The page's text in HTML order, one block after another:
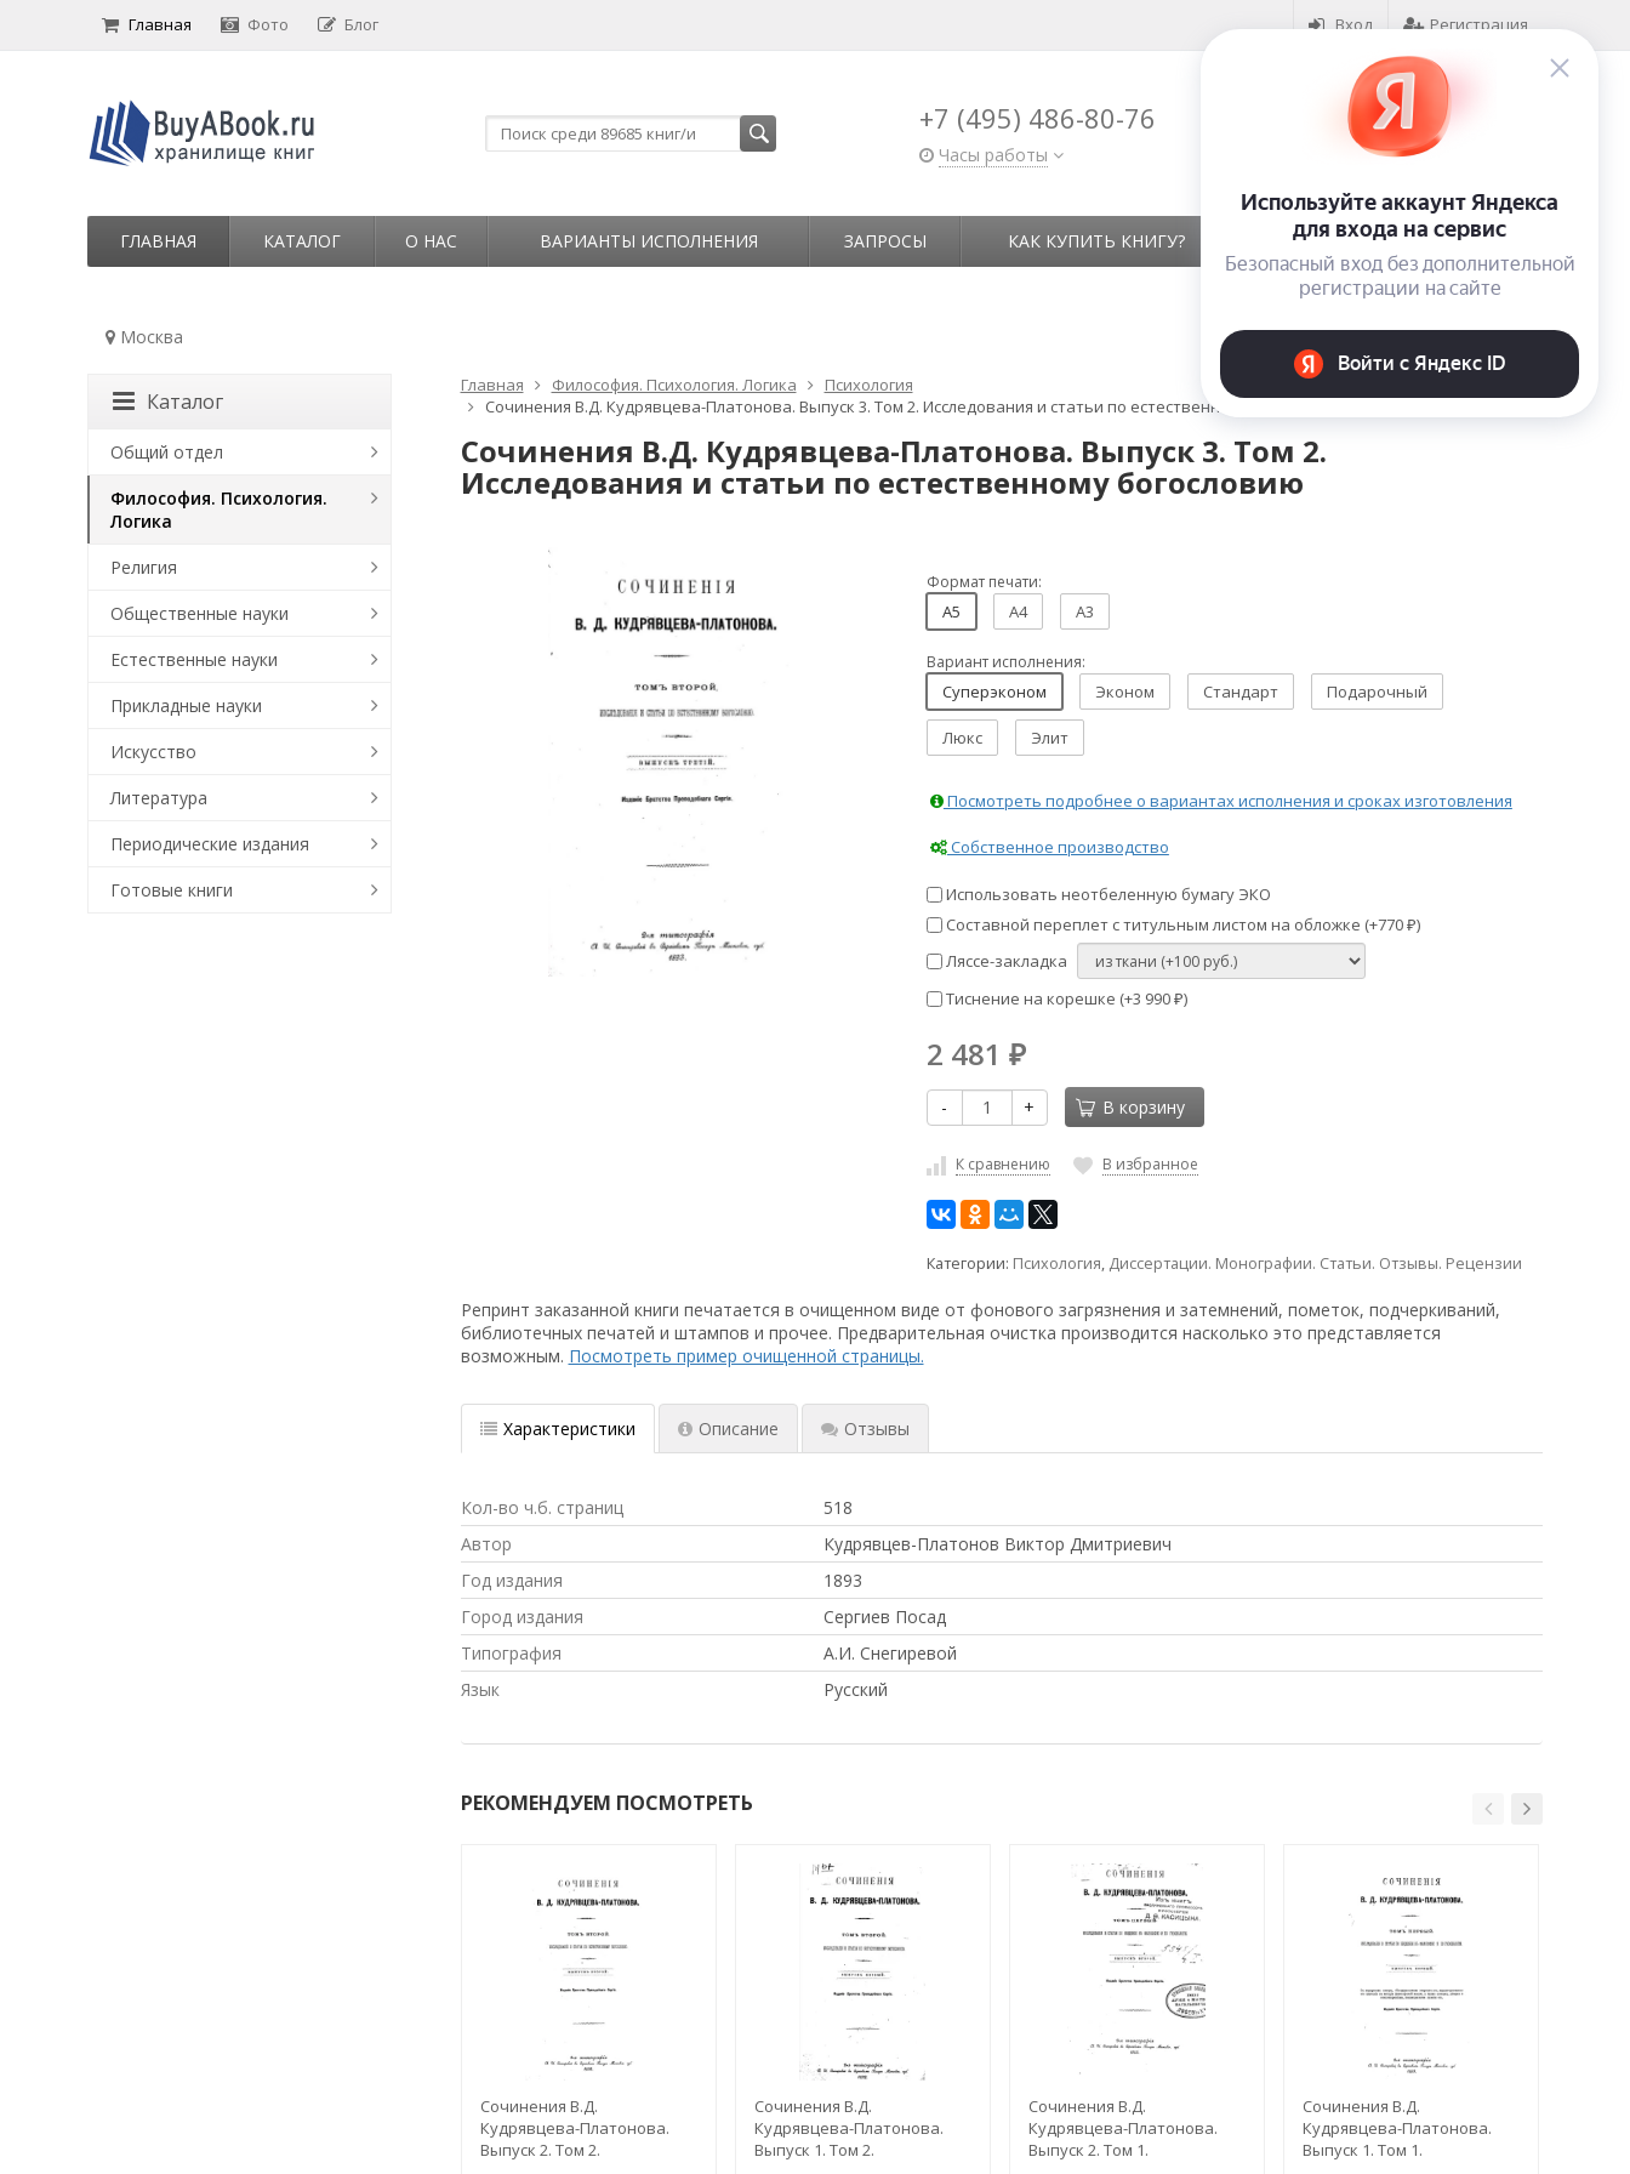
Вход Регистрация
Главная Фото Блог
+7 (495) 486-80-76
Часы работы
Корзина ( 0)
на сумму0₽
ГЛАВНАЯ КАТАЛОГ О НАС ВАРИАНТЫ ИСПОЛНЕНИЯ ЗАПРОСЫ КАК КУПИТЬ КНИГУ? КОНТАКТЫ ОТЗЫВЫ
Москва
Главная Философия. Психология. Логика
Психология
Сочинения В.Д. Кудрявцева-Платонова. Выпуск 3. Том 2. Исследования и статьи по естественному богословию
Сочинения В.Д. Кудрявцева-Платонова. Выпуск 3. Том 2.
Исследования и статьи по естественному богословию
Формат печати:
A5 A4 A3
Вариант исполнения:
Суперэконом Эконом Стандарт Подарочный
Люкс Элит
Посмотреть подробнее о вариантах исполнения и сроках изготовления
Собственное производство
Использовать неотбеленную бумагу ЭКО
Составной переплет с титульным листом на обложке (+770 ₽)
Ляссе-закладка
Тиснение на корешке (+3 990 ₽)
2 481 ₽
- + В корзину
К сравнению В избранное
Категории: Психология, Диссертации. Монографии. Статьи. Отзывы. Рецензии
Репринт заказанной книги печатается в очищенном виде от фонового загрязнения и затемнений, пометок, подчеркиваний,
библиотечных печатей и штампов и прочее. Предварительная очистка производится насколько это представляется
возможным. Посмотреть пример очищенной страницы.
Характеристики Описание Отзывы
Кол-во ч.б. страниц
518
Автор
Кудрявцев-Платонов Виктор Дмитриевич
Год издания
1893
Город издания
Сергиев Посад
Типография
А.И. Снегиревой
Язык
Русский
РЕКОМЕНДУЕМ ПОСМОТРЕТЬ
Сочинения В.Д.
Кудрявцева-Платонова.
Выпуск 2. Том 2.
Сочинения В.Д.
Кудрявцева-Платонова.
Выпуск 1. Том 2.
Сочинения В.Д.
Кудрявцева-Платонова.
Выпуск 2. Том 1.
Сочинения В.Д.
Кудрявцева-Платонова.
Выпуск 1. Том 1.
Каталог
Общий отдел
Философия. Психология.
Логика
Религия
Общественные науки
Естественные науки
Прикладные науки
Искусство
Литература
Периодические издания
Готовые книги